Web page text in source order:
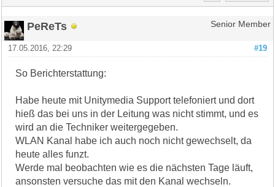
PeReTs Senior Member
#19
17.05.2016, 22:29
So Berichterstattung:
Habe heute mit Unitymedia Support telefoniert und dort
hieß das bei uns in der Leitung was nicht stimmt, und es
wird an die Techniker weitergegeben.
WLAN Kanal habe ich auch noch nicht gewechselt, da
heute alles funzt.
Werde mal beobachten wie es die nächsten Tage läuft,
ansonsten versuche das mit den Kanal wechseln.